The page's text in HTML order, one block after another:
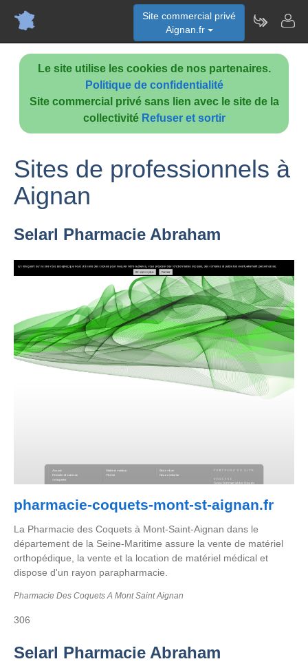
Le site utilise les cookies de nos partenaires.
Politique de confidentialité
Site commercial privé sans lien avec le site de la
collectivité Refuser et sortir
Site commercial privé
Aignan.fr
Sites de professionnels à
Aignan
Selarl Pharmacie Abraham
pharmacie-coquets-mont-st-aignan.fr
La Pharmacie des Coquets à Mont-Saint-Aignan dans le
département de la Seine-Maritime assure la vente de matériel
orthopédique, la vente et la location de matériel médical et
dispose d'un rayon parapharmacie.
Pharmacie Des Coquets A Mont Saint Aignan
306
Selarl Pharmacie Abraham